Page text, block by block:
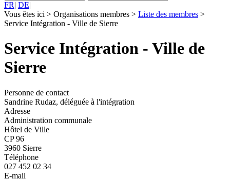
FR| DE|
Vous êtes ici > Organisations membres > Liste des membres >
Service Intégration - Ville de Sierre
Service Intégration - Ville de
Sierre
Personne de contact
Sandrine Rudaz, déléguée à l'intégration
Adresse
Administration communale
Hôtel de Ville
CP 96
3960 Sierre
Téléphone
027 452 02 34
E-mail